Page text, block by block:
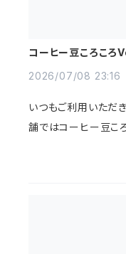
コーヒー豆ころころ
2026/07/08 23:16
いつもご利用いただ
舗ではコーヒー豆こ